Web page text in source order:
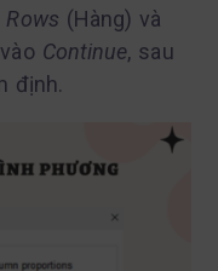
Rows (Hàng) và
Continue, sau
định.